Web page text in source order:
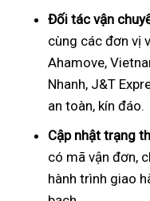
Đối tác vận
cùng các đơn vị
Ahamove,
Nhanh, J&T
an toàn, kín đáo.
Cập nhật trạng
có mã vận đơn,
hành trình giao